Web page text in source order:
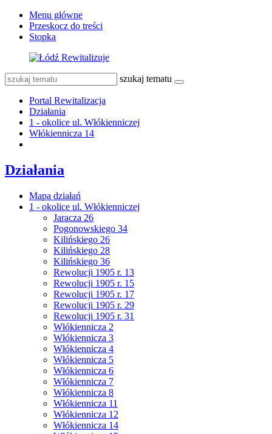
Menu główne
Przeskocz do treści
Stopka
szukaj tematu
Portal Rewitalizacja
Działania
1 - okolice ul. Włókienniczej
Włókiennicza 14
Działania
Mapa działań
1 - okolice ul. Włókienniczej
Jaracza 26
Pogonowskiego 34
Kilińskiego 26
Kilińskiego 28
Kilińskiego 36
Rewolucji 1905 r. 13
Rewolucji 1905 r. 15
Rewolucji 1905 r. 17
Rewolucji 1905 r. 29
Rewolucji 1905 r. 31
Włókiennicza 2
Włókiennicza 3
Włókiennicza 4
Włókiennicza 5
Włókiennicza 6
Włókiennicza 7
Włókiennicza 8
Włókiennicza 11
Włókiennicza 12
Włókiennicza 14